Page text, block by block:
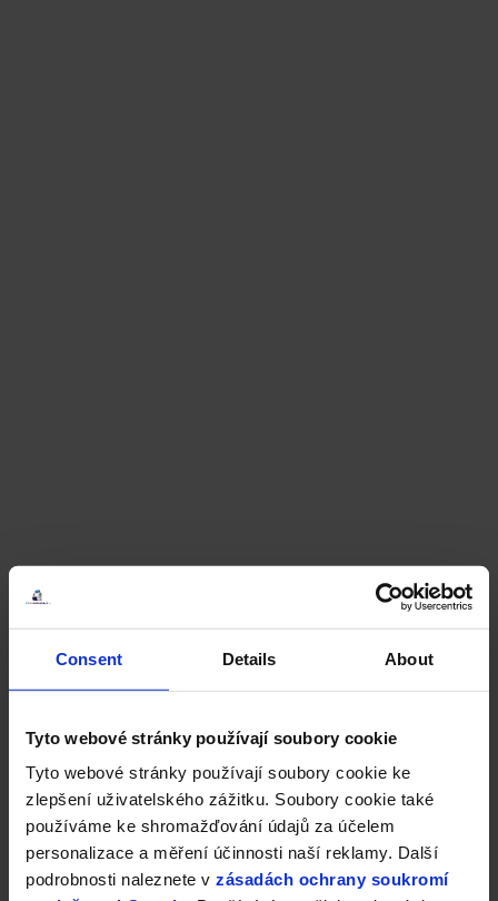
Consent Details About
Tyto webové stránky používají soubory cookie
Tyto webové stránky používají soubory cookie ke
zlepšení uživatelského zážitku. Soubory cookie také
používáme ke shromažďování údajů za účelem
personalizace a měření účinnosti naší reklamy. Další
podrobnosti naleznete v zásadách ochrany soukromí